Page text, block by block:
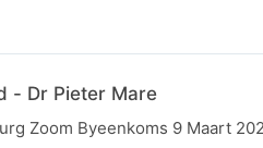
- Dr Pieter Mare
Zoom Byeenkoms 9 Maart